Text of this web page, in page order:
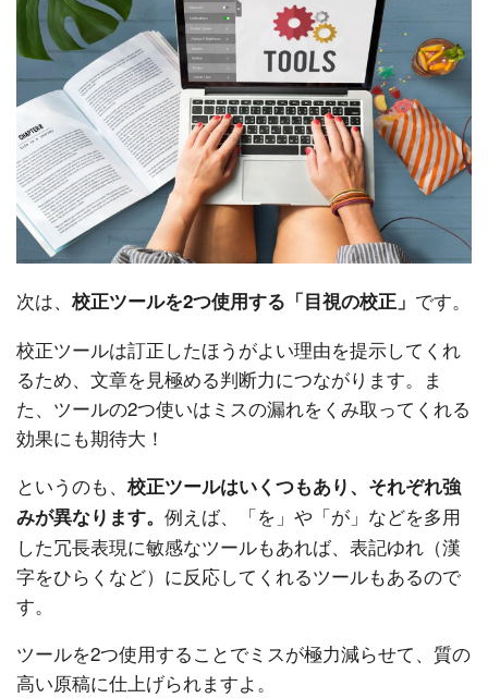
次は、 校正ツールを2つ使用する「目視の校正」 です。
校正ツールは訂正したほうがよい理由を提示してくれ
るため、文章を見極める判断力につながります。ま
た、ツールの2つ使いはミスの漏れをくみ取ってくれる
効果にも期待大！
というのも、 校正ツールはいくつもあり、それぞれ強
みが異なります。 例えば、「を」や「が」などを多用
した冗長表現に敏感なツールもあれば、表記ゆれ（漢
字をひらくなど）に反応してくれるツールもあるので
す。
ツールを2つ使用することでミスが極力減らせて、質の
高い原稿に仕上げられますよ。